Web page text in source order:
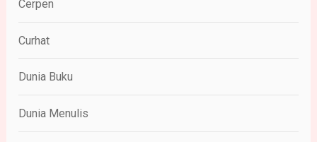
Cerpen
Curhat
Dunia Buku
Dunia Menulis